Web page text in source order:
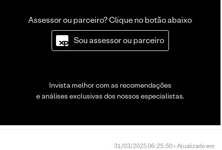
Assessor ou parceiro? Clique no botão abaixo
Sou assessor ou parceiro
Invista melhor com as recomendações
e análises exclusivas dos nossos especialistas.
31/03/2025 06:25:50 • Atualizado em